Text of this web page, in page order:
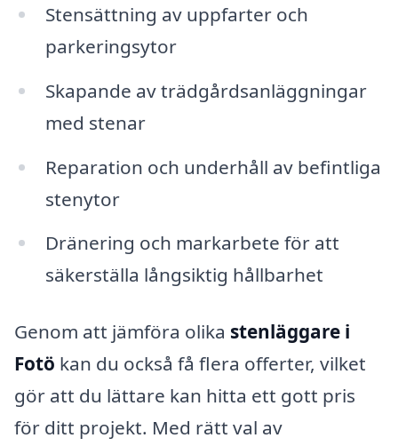
Stensättning av uppfarter och
parkeringsytor
Skapande av trädgårdsanläggningar
med stenar
Reparation och underhåll av befintliga
stenytor
Dränering och markarbete för att
säkerställa långsiktig hållbarhet
Genom att jämföra olika stenläggare i
Fotö kan du också få flera offerter, vilket
gör att du lättare kan hitta ett gott pris
för ditt projekt. Med rätt val av